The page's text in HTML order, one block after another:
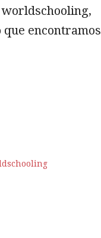
worldschooling,
que encontramos